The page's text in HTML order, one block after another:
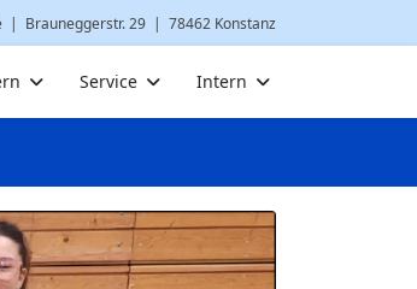
| Brauneggerstr. 29 | 78462 Konstanz
Service Intern